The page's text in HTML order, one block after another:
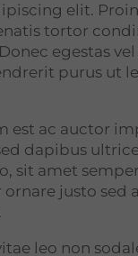
elit.
tortor
egestas
purus ut
est ac auctor
dapibus
sit amet
ornare justo sed
leo non